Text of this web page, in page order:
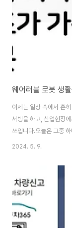
방사선 치료에 따른 부작
이제는 일상 속에서 흔
서빙을 하고, 산업현장
쓰입니다.오늘은 그중
러블 로봇에 알아보도록
도움이 필요한 작업을
분야에서는 환자를 돕
데 사용될 수 있습니다.
하거나, 상처 치료를 돕
속 발전하고 있으며, 미래..
2024. 5. 9.